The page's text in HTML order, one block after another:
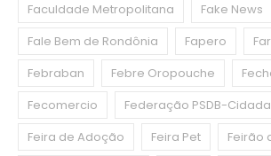
Faculdade Metropolitana
Fake News
Fale Bem de Rondônia
Fapero
Febraban
Febre Oropouche
Fecomercio
Federação PSDB-
Feira de Adoção
Feira Pet
Feirão